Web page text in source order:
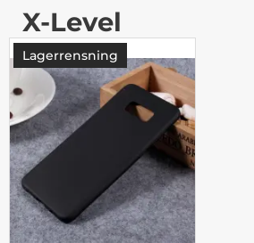
X-Level
Lagerrensning